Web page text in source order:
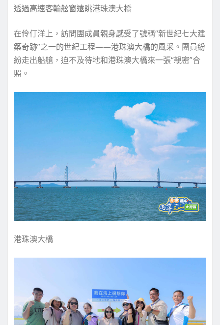
透過高速客輪舷窗遠眺港珠澳大橋
在伶仃洋上，訪問團成員親身感受了號稱“新世紀七大建
築奇跡”之一的世紀工程——港珠澳大橋的風采。團員紛
紛走出船艙，迫不及待地和港珠澳大橋來一張“親密”合
照。
港珠澳大橋